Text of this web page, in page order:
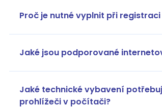
Proč je nutné vyplnit při
Jaké jsou podporované
Jaké technické vybavení
prohlížeči v počítači?